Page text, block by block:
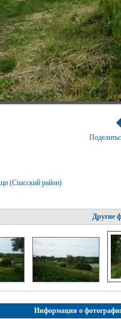
(Спасский район)
Другие
Информация о